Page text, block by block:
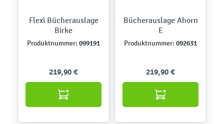
Flexi Bücherauslage
Birke
Produktnummer: 099191
219,90 €
Bücherauslage Ahorn
E
Produktnummer: 092631
219,90 €